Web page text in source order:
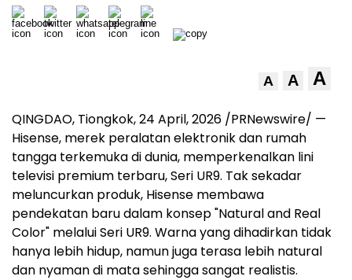
A A A
QINGDAO, Tiongkok,24 April, 2026 /PRNewswire/ —
Hisense, merek peralatan elektronik dan rumah
tangga terkemuka di dunia, memperkenalkan lini
televisi premium terbaru, Seri UR9. Tak sekadar
meluncurkan produk, Hisense membawa
pendekatan baru dalam konsep "Natural and Real
Color" melalui Seri UR9. Warna yang dihadirkan tidak
hanya lebih hidup, namun juga terasa lebih natural
dan nyaman di mata sehingga sangat realistis.